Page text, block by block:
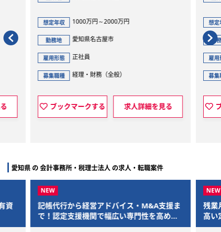
想定年収 1000万円～2000万円
勤務地 愛知県名古屋市
雇用形態 正社員
募集職種 経理・財務（全般）
ブックマークする 求人詳細を見る
想定
勤
雇用
募集
愛知県 の 会計事務所・税理士法人 の求人・転職案件
資
記帳代行から経営アドバイス・M&A支援ま
で！認定支援機関で幅広い専門性を高めま
せんか
残業
高い
フィ